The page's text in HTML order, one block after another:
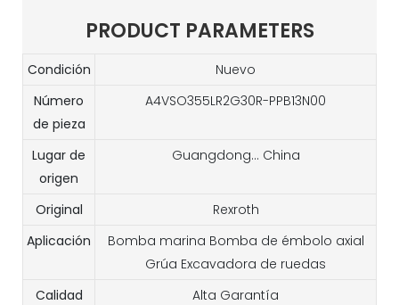
PRODUCT PARAMETERS
Condición
Nuevo
Número
de pieza
A4VSO355LR2G30R-PPB13N00
Lugar de
origen
Guangdong... China
Original
Rexroth
Aplicación
Bomba marina Bomba de émbolo axial
Grúa Excavadora de ruedas
Calidad
Alta Garantía